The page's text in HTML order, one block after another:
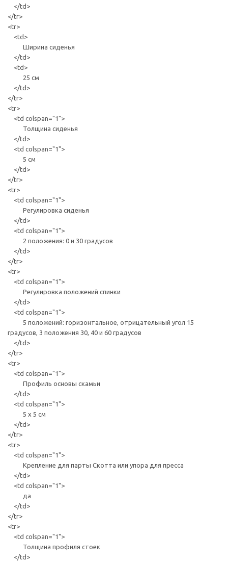
</td>
</tr>
<tr>
<td>
Ширина сиденья
</td>
<td>
25 см
</td>
</tr>
<tr>
<td colspan="1">
Толщина сиденья
</td>
<td colspan="1">
5 см
</td>
</tr>
<tr>
<td colspan="1">
Регулировка сиденья
</td>
<td colspan="1">
2 положения: 0 и 30 градусов
</td>
</tr>
<tr>
<td colspan="1">
Регулировка положений спинки
</td>
<td colspan="1">
5 положений: горизонтальное, отрицательный угол 15
градусов, 3 положения 30, 40 и 60 градусов
</td>
</tr>
<tr>
<td colspan="1">
Профиль основы скамьи
</td>
<td colspan="1">
5 х 5 см
</td>
</tr>
<tr>
<td colspan="1">
Крепление для парты Скотта или упора для пресса
</td>
<td colspan="1">
да
</td>
</tr>
<tr>
<td colspan="1">
Толщина профиля стоек
</td>